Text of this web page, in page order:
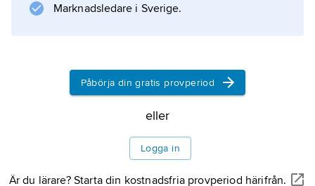
Marknadsledare i Sverige.
Påbörja din gratis provperiod
eller
Logga in
Är du lärare? Starta din kostnadsfria provperiod härifrån.